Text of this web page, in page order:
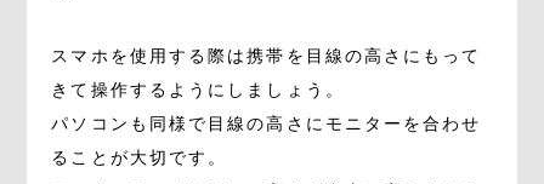
スマホを使用する際は携帯を目線の高さにもって
きて操作するようにしましょう。
パソコンも同様で目線の高さにモニターを合わせ
ることが大切です。